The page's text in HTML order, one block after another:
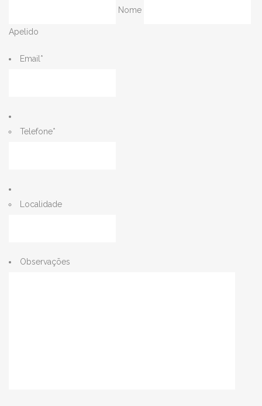
Nome
Apelido
Email *
Telefone*
Localidade
Observações